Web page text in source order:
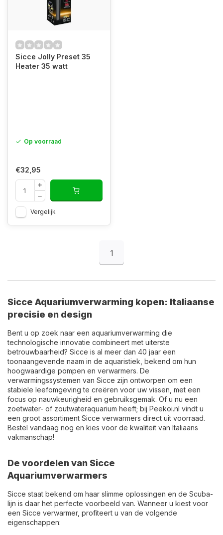
Sicce Jolly Preset 35
Heater 35 watt
Op voorraad
€32,95
Vergelijk
1
Sicce Aquariumverwarming kopen: Italiaanse
precisie en design
Bent u op zoek naar een aquariumverwarming die
technologische innovatie combineert met uiterste
betrouwbaarheid? Sicce is al meer dan 40 jaar een
toonaangevende naam in de aquaristiek, bekend om hun
hoogwaardige pompen en verwarmers. De
verwarmingssystemen van Sicce zijn ontworpen om een
stabiele leefomgeving te creëren voor uw vissen, met een
focus op nauwkeurigheid en gebruiksgemak. Of u nu een
zoetwater- of zoutwateraquarium heeft; bij Peekoi.nl vindt u
een groot assortiment Sicce verwarmers direct uit voorraad.
Bestel vandaag nog en kies voor de kwaliteit van Italiaans
vakmanschap!
De voordelen van Sicce
Aquariumverwarmers
Sicce staat bekend om haar slimme oplossingen en de Scuba-
lijn is daar het perfecte voorbeeld van. Wanneer u kiest voor
een Sicce verwarmer, profiteert u van de volgende
eigenschappen: